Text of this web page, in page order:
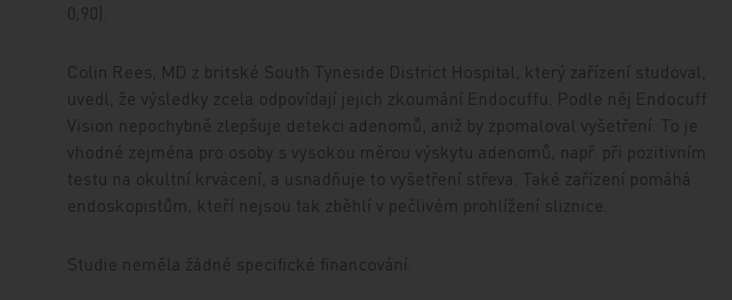
0,90).
Colin Rees, MD z britské South Tyneside District Hospital, který zařízení studoval,
uvedl, že výsledky zcela odpovídají jejich zkoumání Endocuffu. Podle něj Endocuff
Vision nepochybně zlepšuje detekci adenomů, aniž by zpomaloval vyšetření. To je
vhodné zejména pro osoby s vysokou měrou výskytu adenomů, např. při pozitivním
testu na okultní krvácení, a usnadňuje to vyšetření střeva. Také zařízení pomáhá
endoskopistům, kteří nejsou tak zběhlí v pečlivém prohlížení sliznice.
Studie neměla žádné specifické financování.